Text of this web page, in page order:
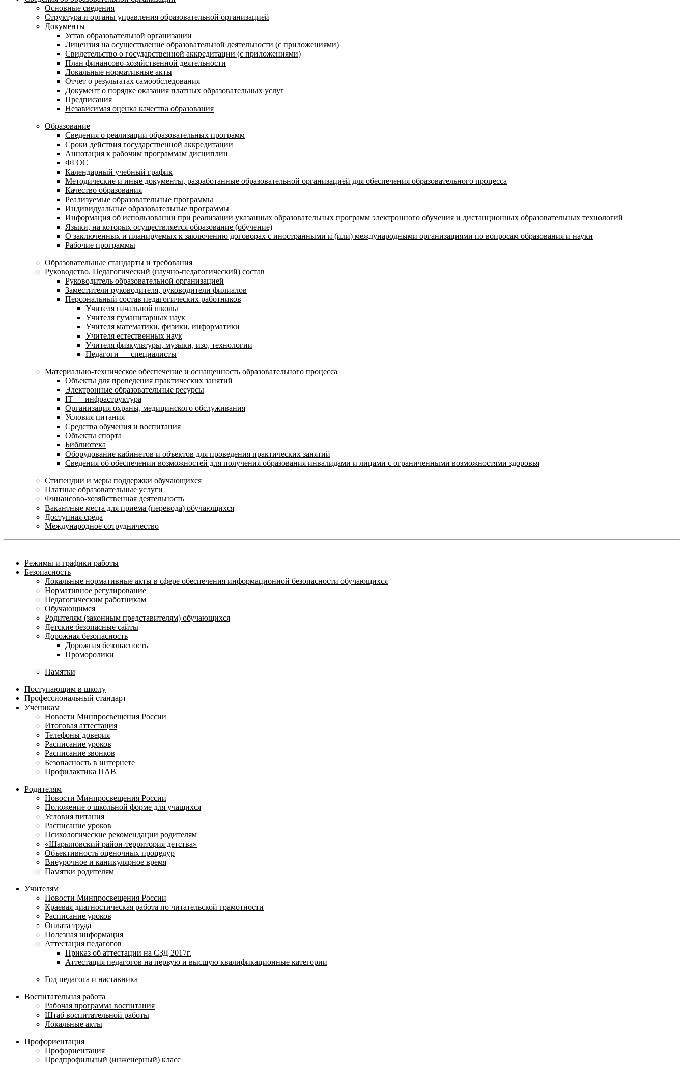
Основные сведения
Структура и органы управления образовательной организацией
Документы
Устав образовательной организации
Лицензия на осуществление образовательной деятельности (с приложениями)
Свидетельство о государственной аккредитации (с приложениями)
План финансово-хозяйственной деятельности
Локальные нормативные акты
Отчет о результатах самообследования
Документ о порядке оказания платных образовательных услуг
Предписания
Независимая оценка качества образования
Образование
Сведения о реализации образовательных программ
Сроки действия государственной аккредитации
Аннотация к рабочим программам дисциплин
ФГОС
Календарный учебный график
Методические и иные документы, разработанные образовательной организацией для обеспечения образовательного процесса
Качество образования
Реализуемые образовательные программы
Индивидуальные образовательные программы
Информация об использовании при реализации указанных образовательных программ электронного обучения и дистанционных образовательных технологий
Языки, на которых осуществляется образование (обучение)
О заключенных и планируемых к заключению договорах с иностранными и (или) международными организациями по вопросам образования и науки
Рабочие программы
Образовательные стандарты и требования
Руководство. Педагогический (научно-педагогический) состав
Руководитель образовательной организацией
Заместители руководителя, руководители филиалов
Персональный состав педагогических работников
Учителя начальной школы
Учителя гуманитарных наук
Учителя математики, физики, информатики
Учителя естественных наук
Учителя физкультуры, музыки, изо, технологии
Педагоги — специалисты
Материально-техническое обеспечение и оснащенность образовательного процесса
Объекты для проведения практических занятий
Электронные образовательные ресурсы
IT — инфраструктура
Организация охраны, медицинского обслуживания
Условия питания
Средства обучения и воспитания
Объекты спорта
Библиотека
Оборудование кабинетов и объектов для проведения практических занятий
Сведения об обеспечении возможностей для получения образования инвалидами и лицами с ограниченными возможностями здоровья
Стипендии и меры поддержки обучающихся
Платные образовательные услуги
Финансово-хозяйственная деятельность
Вакантные места для приема (перевода) обучающихся
Доступная среда
Международное сотрудничество
Режимы и графики работы
Безопасность
Локальные нормативные акты в сфере обеспечения информационной безопасности обучающихся
Нормативное регулирование
Педагогическим работникам
Обучающимся
Родителям (законным представителям) обучающихся
Детские безопасные сайты
Дорожная безопасность
Дорожная безопасность
Проморолики
Памятки
Поступающим в школу
Профессиональный стандарт
Ученикам
Новости Минпросвещения России
Итоговая аттестация
Телефоны доверия
Расписание уроков
Расписание звонков
Безопасность в интернете
Профилактика ПАВ
Родителям
Новости Минпросвещения России
Положение о школьной форме для учащихся
Условия питания
Расписание уроков
Психологические рекомендации родителям
«Шарыповский район-территория детства»
Объективность оценочных процедур
Внеурочное и каникулярное время
Памятки родителям
Учителям
Новости Минпросвещения России
Краевая диагностическая работа по читательской грамотности
Расписание уроков
Оплата труда
Полезная информация
Аттестация педагогов
Приказ об аттестации на СЗД 2017г.
Аттестация педагогов на первую и высшую квалификационные категории
Год педагога и наставника
Воспитательная работа
Рабочая программа воспитания
Штаб воспитательной работы
Локальные акты
Профориентация
Профориентация
Предпрофильный (инженерный) класс